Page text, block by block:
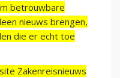
betrouwbare
nieuws brengen,
die er echt toe
Zakenreisnieuws